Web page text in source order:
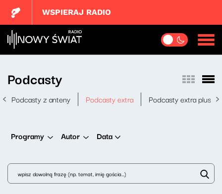
WSPIERAJ RADIO
Podcasty
Podcasty z anteny Podcasty extra Podcasty extra plus
Programy Autor Data